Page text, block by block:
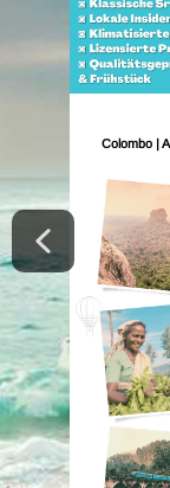
Colombo |